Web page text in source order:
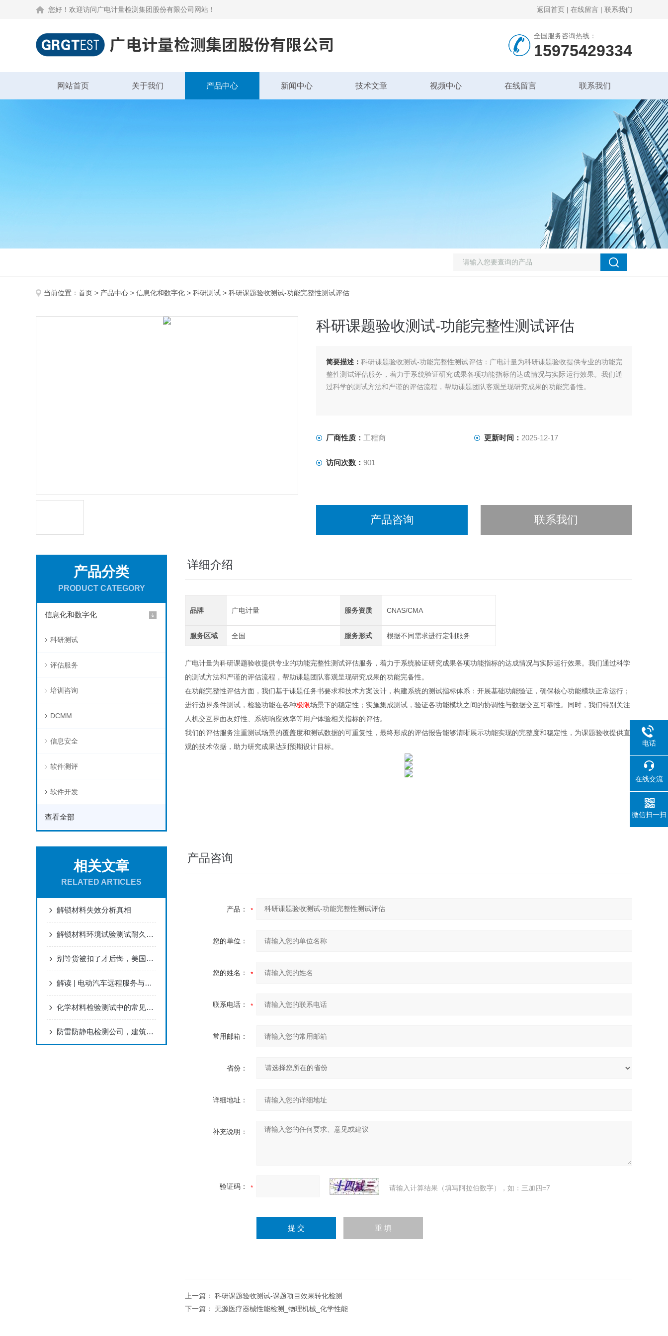
您好！欢迎访问广电计量检测集团股份有限公司网站！ 返回首页 | 在线留言 | 联系我们
全国服务咨询热线：
15975429334
网站首页 关于我们 产品中心 新闻中心 技术文章 视频中心 在线留言 联系我们
当前位置： 首页 > 产品中心 > 信息化和数字化 > 科研测试 > 科研课题验收测试-功能完整性测试评估
科研课题验收测试-功能完整性测试评估
简要描述：科研课题验收测试-功能完整性测试评估：广电计量为科研课题验收提供专业的功能完
整性测试评估服务，着力于系统验证研究成果各项功能指标的达成情况与实际运行效果。我们通
过科学的测试方法和严谨的评估流程，帮助课题团队客观呈现研究成果的功能完备性。
厂商性质： 工程商 更新时间： 2025-12-17
访问次数： 901
产品咨询 联系我们
产品分类
PRODUCT CATEGORY
信息化和数字化
科研测试
评估服务
培训咨询
DCMM
信息安全
软件测评
软件开发
查看全部
相关文章
RELATED ARTICLES
解锁材料失效分析真相
解锁材料环境试验测试耐久性密码
别等货被扣了才后悔，美国CPSC电子申报避坑手册来了
解读 | 电动汽车远程服务与管理系统主要安全风险及控制要点
化学材料检验测试中的常见干扰因素及排除策略
防雷防静电检测公司，建筑物/机房/加油站防雷年检报告
详细介绍
品牌 广电计量 服务资质 CNAS/CMA
服务区域 全国 服务形式 根据不同需求进行定制服务
广电计量为科研课题验收提供专业的功能完整性测试评估服务，着力于系统验证研究成果各项功能指标的达成情况与实际运行效果。我们通过科学
的测试方法和严谨的评估流程，帮助课题团队客观呈现研究成果的功能完备性。
在功能完整性评估方面，我们基于课题任务书要求和技术方案设计，构建系统的测试指标体系：开展基础功能验证，确保核心功能模块正常运行；
进行边界条件测试，检验功能在各种极限场景下的稳定性；实施集成测试，验证各功能模块之间的协调性与数据交互可靠性。同时，我们特别关注
人机交互界面友好性、系统响应效率等用户体验相关指标的评估。
我们的评估服务注重测试场景的覆盖度和测试数据的可重复性，最终形成的评估报告能够清晰展示功能实现的完整度和稳定性，为课题验收提供直
观的技术依据，助力研究成果达到预期设计目标。
产品咨询
产品：
您的单位：
您的姓名：
联系电话：
常用邮箱：
省份：
详细地址：
补充说明：
验证码： 请输入计算结果（填写阿拉伯数字），如：三加四=7
上一篇： 科研课题验收测试-课题项目效果转化检测
下一篇： 无源医疗器械性能检测_物理机械_化学性能
电话
在线交流
微信扫一扫